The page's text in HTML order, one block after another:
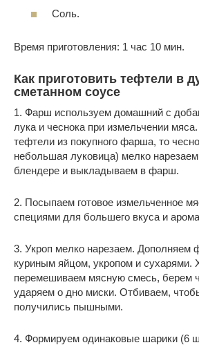
Соль.
Время приготовления: 1 час 10 мин.
Как приготовить тефтели в
сметанном соусе
1. Фарш используем домашний с
лука и чеснока при измельчении
тефтели из покупного фарша, то
небольшая луковица) мелко
блендере и выкладываем в фарш.
2. Посыпаем готовое измельченное
специями для большего вкуса и
3. Укроп мелко нарезаем.
куриным яйцом, укропом и сухарями.
перемешиваем мясную смесь, берем
ударяем о дно миски. Отбиваем,
получились пышными.
4. Формируем одинаковые шарики (6